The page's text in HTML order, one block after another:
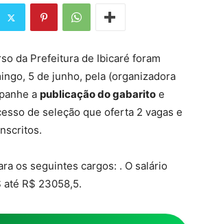
da Prefeitura de Ibicaré foram
5 de junho, pela (organizadora
a publicação do gabarito e
de seleção que oferta 2 vagas e
os seguintes cargos: . O salário
R$ 23058,5.